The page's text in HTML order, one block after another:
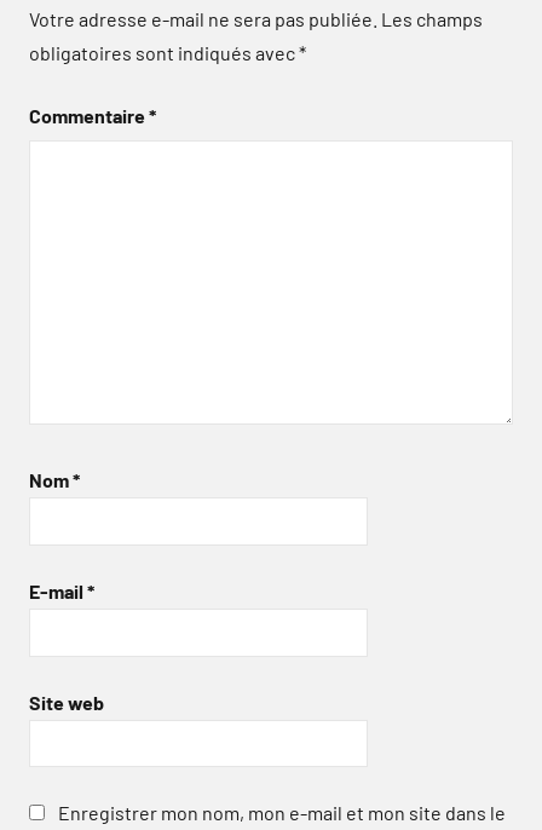
Votre adresse e-mail ne sera pas publiée. Les champs
obligatoires sont indiqués avec*
Commentaire*
Nom*
E-mail *
Site web
Enregistrer mon nom, mon e-mail et mon site dans le